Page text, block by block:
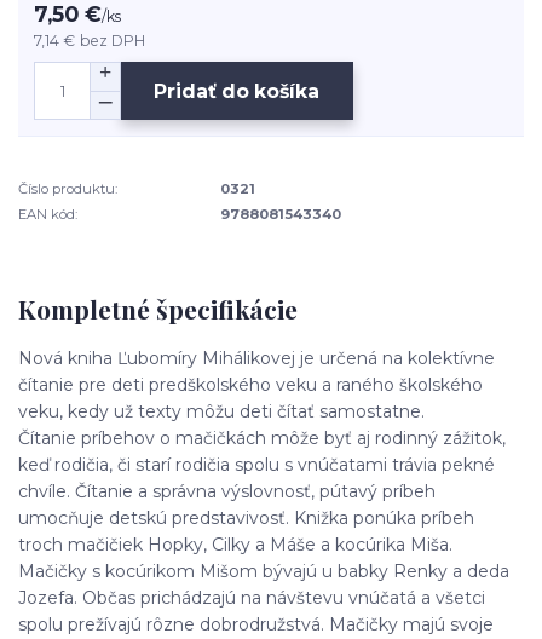
7,50 €/ks
7,14 € bez DPH
Pridať do košíka
Číslo produktu:
0321
EAN kód:
9788081543340
Kompletné špecifikácie
Nová kniha Ľubomíry Mihálikovej je určená na kolektívne
čítanie pre deti predškolského veku a raného školského
veku, kedy už texty môžu deti čítať samostatne.
Čítanie príbehov o mačičkách môže byť aj rodinný zážitok,
keď rodičia, či starí rodičia spolu s vnúčatami trávia pekné
chvíle. Čítanie a správna výslovnosť, pútavý príbeh
umocňuje detskú predstavivosť. Knižka ponúka príbeh
troch mačičiek Hopky, Cilky a Máše a kocúrika Miša.
Mačičky s kocúrikom Mišom bývajú u babky Renky a deda
Jozefa. Občas prichádzajú na návštevu vnúčatá a všetci
spolu prežívajú rôzne dobrodružstvá. Mačičky majú svoje